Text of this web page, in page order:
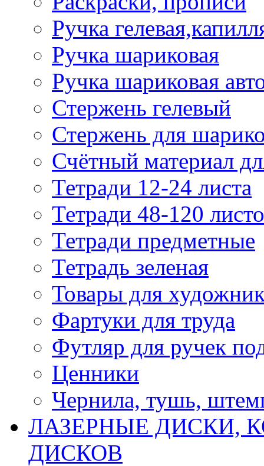
Ручка
Ручка шариковая
Ручка шариковая
Стержень гелевый
Стержень для
Счётный материал
Тетради 12-24 листа
Тетради 48-120
Тетради предметные
Тетрадь зеленая
Товары для
Фартуки для труда
Футляр для ручек
Ценники
Чернила, тушь,
ЛАЗЕРНЫЕ ДИСКИ,
ДИСКОВ